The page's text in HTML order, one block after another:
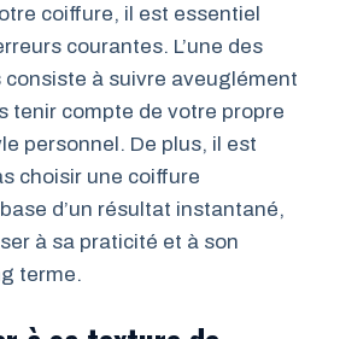
coiffure, il est essentiel
courantes. L’une des
à suivre aveuglément
tenir compte de votre propre
personnel. De plus, il est
choisir une coiffure
d’un résultat instantané,
à sa praticité et à son
terme.